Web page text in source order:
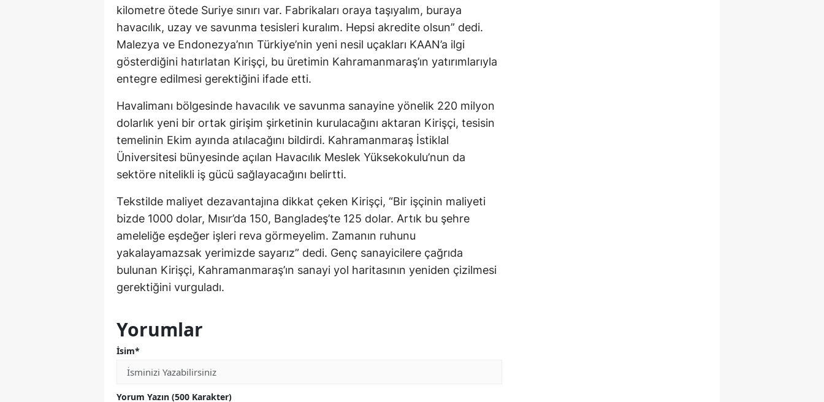
kilometre ötede Suriye sınırı var. Fabrikaları oraya taşıyalım, buraya
havacılık, uzay ve savunma tesisleri kuralım. Hepsi akredite olsun” dedi.
Malezya ve Endonezya’nın Türkiye’nin yeni nesil uçakları KAAN’a ilgi
gösterdiğini hatırlatan Kirişçi, bu üretimin Kahramanmaraş’ın yatırımlarıyla
entegre edilmesi gerektiğini ifade etti.
Havalimanı bölgesinde havacılık ve savunma sanayine yönelik 220 milyon
dolarlık yeni bir ortak girişim şirketinin kurulacağını aktaran Kirişçi, tesisin
temelinin Ekim ayında atılacağını bildirdi. Kahramanmaraş İstiklal
Üniversitesi bünyesinde açılan Havacılık Meslek Yüksekokulu’nun da
sektöre nitelikli iş gücü sağlayacağını belirtti.
Tekstilde maliyet dezavantajına dikkat çeken Kirişçi, “Bir işçinin maliyeti
bizde 1000 dolar, Mısır’da 150, Bangladeş’te 125 dolar. Artık bu şehre
ameleliğe eşdeğer işleri reva görmeyelim. Zamanın ruhunu
yakalayamazsak yerimizde sayarız” dedi. Genç sanayicilere çağrıda
bulunan Kirişçi, Kahramanmaraş’ın sanayi yol haritasının yeniden çizilmesi
gerektiğini vurguladı.
Yorumlar
İsim*
Yorum Yazın (500 Karakter)